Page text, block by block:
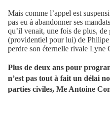
Mais comme l’appel est
pas eu à abandonner ses
qu’il venait, une fois de plus, de
(providentiel pour lui) de
perdre son éternelle rivale Lyne
Plus de deux ans pour
n’est pas tout à fait un délai
parties civiles, Me Antoine